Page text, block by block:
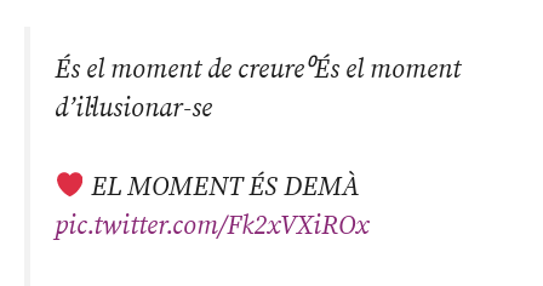
És el moment de creure⁰És el moment
d’il·lusionar-se
EL MOMENT ÉS DEMÀ
pic.twitter.com/Fk2xVXiROx